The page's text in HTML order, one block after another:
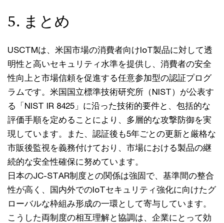
5. まとめ
USCTMは、米国市場の消費者向けIoT製品に対して透
明性と高いセキュリティ水準を提供し、消費者の安全
性向上と市場信頼を促進する任意参加型の認証プログ
ラムです。米国国立標準技術研究所（NIST）が公表す
る「NIST IR 8425」に沿った技術的要件と、包括的な
評価手順を定めることにより、多層的な攻撃防御を実
現しています。また、認証後も5年ごとの更新と厳格な
市販後監視を義務付けており、市場における製品の継
続的な安全性確保に努めています。
日本のJC-STAR制度との関係は強固で、基準間の整合
性が高く、国内外でのIoTセキュリティ強化に向けたグ
ローバルな枠組み形成の一環として寄与しています。
こうした両制度の相互理解と協調は、企業にとって効